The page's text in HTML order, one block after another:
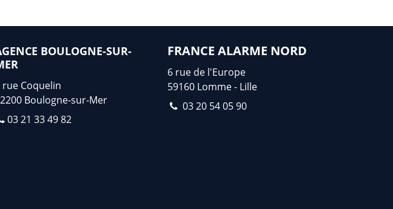
BOULOGNE-SUR-
rue Coquelin
Boulogne-sur-Mer
03 21 33 49 82
FRANCE ALARME NORD
6 rue de l'Europe
59160 Lomme - Lille
03 20 54 05 90